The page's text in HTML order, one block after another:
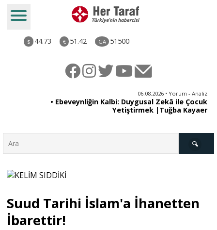
$ 44.73 € 51.42 GA 51500
06.08.2026 • Yorum - Analiz
• Ebeveynliğin Kalbi: Duygusal Zekâ ile Çocuk
Yetiştirmek |Tuğba Kayaer
Derkenar
Suud Tarihi İslam'a İhanetten
İbarettir!